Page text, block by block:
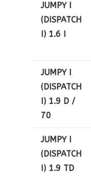
JUMPY I
(DISPATCH
I) 1.6 I
JUMPY I
(DISPATCH
I) 1.9 D /
70
JUMPY I
(DISPATCH
I) 1.9 TD